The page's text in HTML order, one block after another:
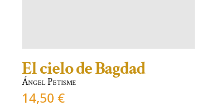
El cielo de Bagdad
Ángel Petisme
14,50 €